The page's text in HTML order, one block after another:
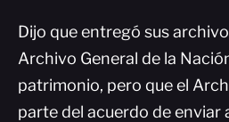
Dijo que entregó sus
Archivo General de la
patrimonio, pero que el
parte del acuerdo de enviar